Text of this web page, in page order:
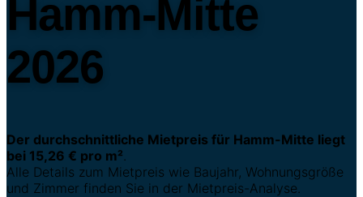
Hamm-Mitte
2026
Der durchschnittliche Mietpreis für Hamm-Mitte liegt
bei 15,26 € pro m²
Alle Details zum Mietpreis wie Baujahr, Wohnungsgröße
und Zimmer finden Sie in der Mietpreis-Analyse.